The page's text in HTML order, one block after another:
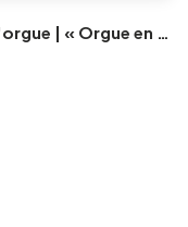
Les Estivales en Volière: concert d'orgue | « Orgue en Volière » , les 3e dimanches du mois (été) audition d’orgue (accès libre)